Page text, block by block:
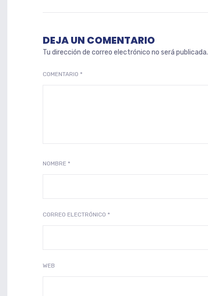
DEJA UN COMENTARIO
Tu dirección de correo electrónico no será publicada.
COMENTARIO *
NOMBRE *
CORREO ELECTRÓNICO *
WEB